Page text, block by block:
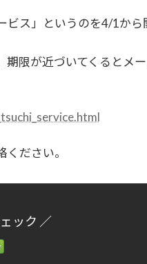
ビス」というのを4/1から
限が近づいてくるとメ
ださい。
ック ／